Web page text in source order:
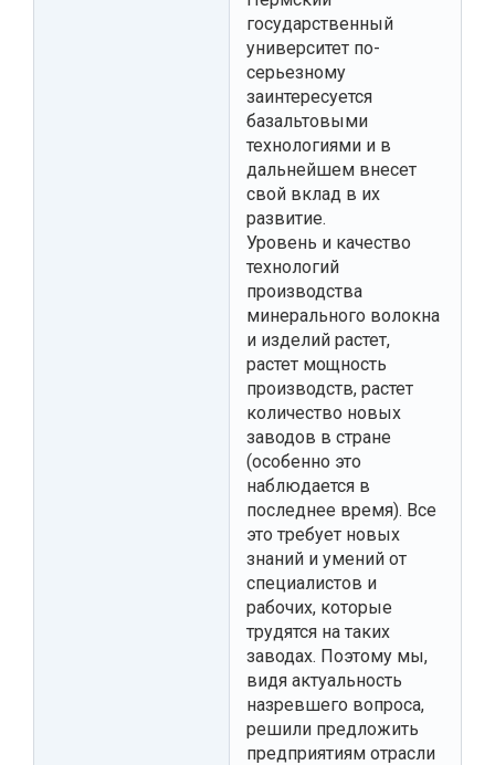
государственный
университет по-
серьезному
заинтересуется
базальтовыми
технологиями и в
дальнейшем внесет
свой вклад в их
развитие.
Уровень и качество
технологий
производства
минерального волокна
и изделий растет,
растет мощность
производств, растет
количество новых
заводов в стране
(особенно это
наблюдается в
последнее время). Все
это требует новых
знаний и умений от
специалистов и
рабочих, которые
трудятся на таких
заводах. Поэтому мы,
видя актуальность
назревшего вопроса,
решили предложить
предприятиям отрасли